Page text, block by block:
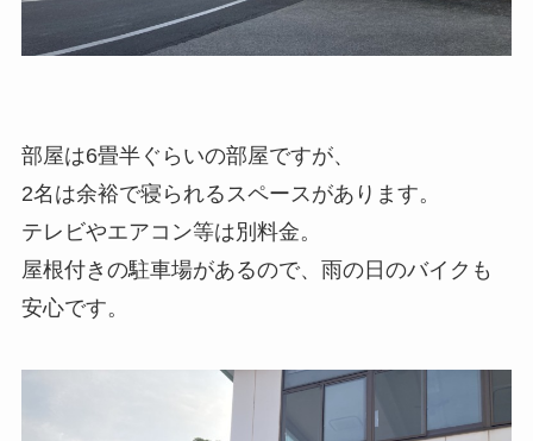
部屋は6畳半ぐらいの部屋ですが、
2名は余裕で寝られるスペースがあります。
テレビやエアコン等は別料金。
屋根付きの駐車場があるので、雨の日のバイクも
安心です。